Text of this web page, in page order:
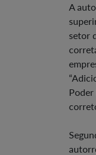
A
setor